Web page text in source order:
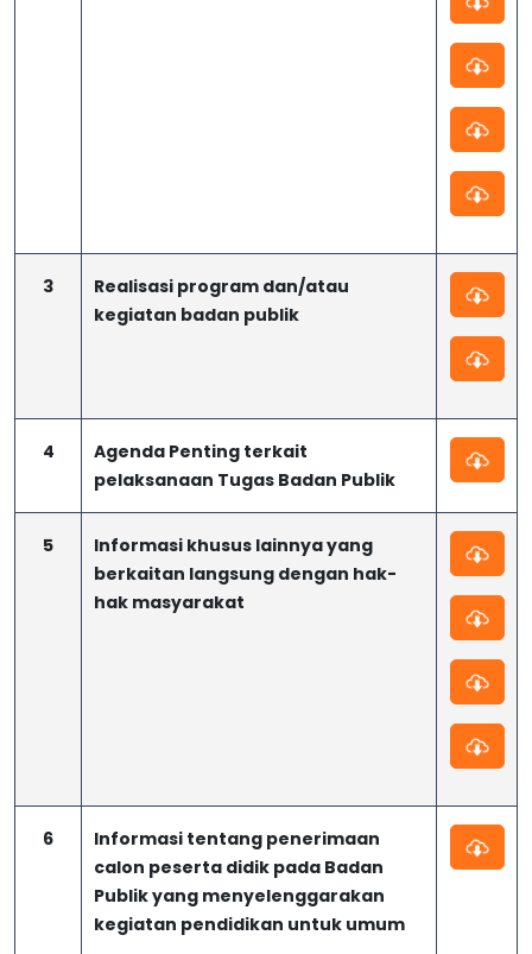
3
Realisasi program dan/atau
kegiatan badan publik
4
Agenda Penting terkait
pelaksanaan Tugas Badan Publik
5
Informasi khusus lainnya yang
berkaitan langsung dengan hak-
hak masyarakat
6
Informasi tentang penerimaan
calon peserta didik pada Badan
Publik yang menyelenggarakan
kegiatan pendidikan untuk umum